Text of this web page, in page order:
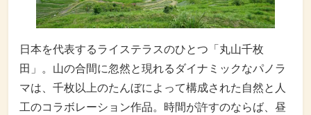
日本を代表するライステラスのひとつ「丸山千枚
田」。山の合間に忽然と現れるダイナミックなパノラ
マは、千枚以上のたんぼによって構成された自然と人
工のコラボレーション作品。時間が許すのならば、昼